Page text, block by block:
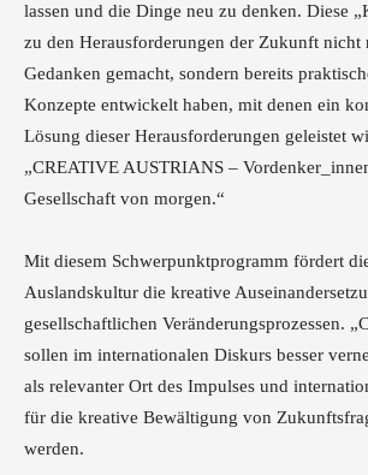
lassen und die Dinge neu zu denken. Diese
zu den Herausforderungen der Zukunft nicht
Gedanken gemacht, sondern bereits
Konzepte entwickelt haben, mit denen ein
Lösung dieser Herausforderungen geleistet
„CREATIVE AUSTRIANS –
Gesellschaft von morgen.“
Mit diesem Schwerpunktprogramm fördert
Auslandskultur die kreative
gesellschaftlichen Veränderungsprozessen.
sollen im internationalen Diskurs besser
als relevanter Ort des Impulses und
für die kreative Bewältigung von
werden.